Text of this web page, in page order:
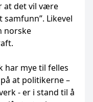
at det vil være
Likevel
norske
har mye til felles
at politikerne –
- er i stand til å